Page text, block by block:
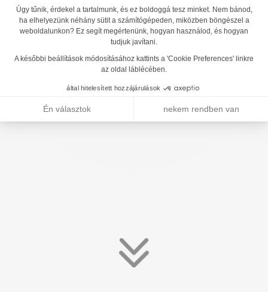
Főoldal A vállalat Szakértőkkel való együttműködés a
professzionális sportfelszerelésekért WCA partnerség: Ninja
Outdoor sporteszközök tervezése